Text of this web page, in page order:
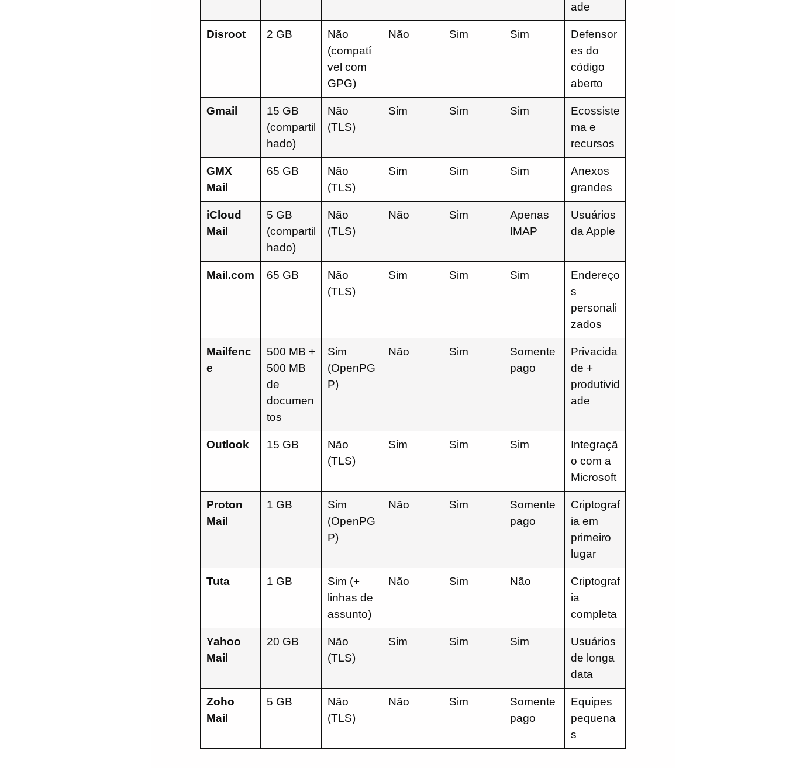
ade
Disroot 2 GB
Não
(compatí
vel com
GPG)
Não Sim Sim
Defensor
es do
código
aberto
Gmail
15 GB
(compartil
hado)
Não
(TLS)
Sim Sim Sim
Ecossiste
ma e
recursos
GMX
Mail
65 GB
Não
(TLS)
Sim Sim Sim
Anexos
grandes
iCloud
Mail
5 GB
(compartil
hado)
Não
(TLS)
Não Sim
Apenas
IMAP
Usuários
da Apple
Mail.com 65 GB
Não
(TLS)
Sim Sim Sim
Endereço
s
personali
zados
Mailfenc
e
500 MB +
500 MB
de
documen
tos
Sim
(OpenPG
P)
Não Sim
Somente
pago
Privacida
de +
produtivid
ade
Outlook 15 GB
Não
(TLS)
Sim Sim Sim
Integraçã
o com a
Microsoft
Proton
Mail
1 GB
Sim
(OpenPG
P)
Não Sim
Somente
pago
Criptograf
ia em
primeiro
lugar
Tuta 1 GB
Sim (+
linhas de
assunto)
Não Sim Não
Criptograf
ia
completa
Yahoo
Mail
20 GB
Não
(TLS)
Sim Sim Sim
Usuários
de longa
data
Zoho
Mail
5 GB
Não
(TLS)
Não Sim
Somente
pago
Equipes
pequena
s